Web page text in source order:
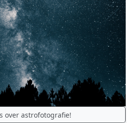
over astrofotografie!